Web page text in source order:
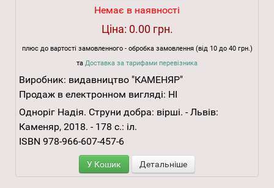
Немає в наявності
Ціна: 0.00 грн.
плюс до вартості замовленного - обробка замовлення (від 10 до 40 грн.)
та Доставка за тарифами перевізника
Виробник: видавництво "КАМЕНЯР"
Продаж в електронном вигляді: НІ
Одноріг Надія. Струни добра: вірші. - Львів:
Каменяр, 2018. - 178 с.: іл.
ISBN 978-966-607-457-6
У Кошик Детальніше